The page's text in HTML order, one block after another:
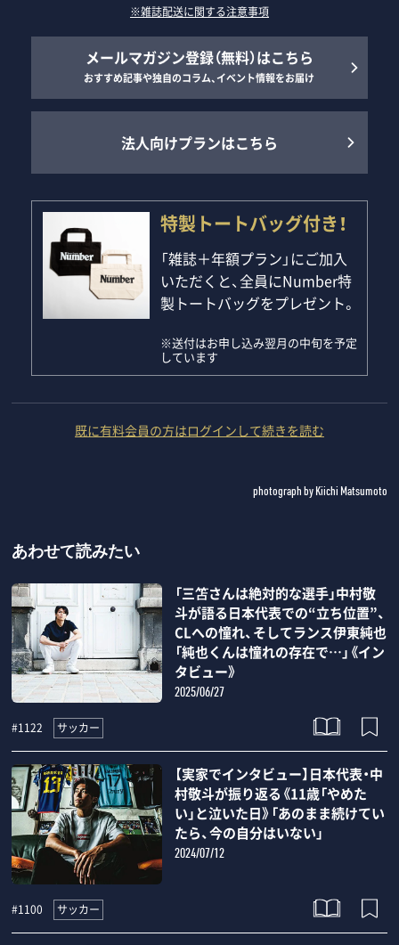
※雑誌配送に関する注意事項
メールマガジン登録（無料）はこちら
おすすめ記事や独自のコラム、イベント情報をお届け
法人向けプランはこちら
特製トートバッグ付き！
「雑誌＋年額プラン」にご加入
いただくと、全員にNumber特
製トートバッグをプレゼント。
※送付はお申し込み翌月の中旬を予定
しています
既に有料会員の方はログインして続きを読む
photograph by Kiichi Matsumoto
あわせて読みたい
「三笘さんは絶対的な選手」中村敬
斗が語る日本代表での“立ち位置”、
CLへの憧れ、そしてランス伊東純也
「純也くんは憧れの存在で…」《イン
タビュー》
2025/06/27
#1122 サッカー
【実家でインタビュー】日本代表・中
村敬斗が振り返る《11歳「やめた
い」と泣いた日》「あのまま続けてい
たら、今の自分はいない」
2024/07/12
#1100 サッカー